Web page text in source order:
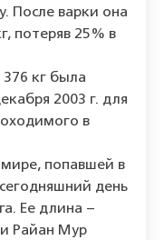
После варки она
потеряв 25% в
кг была
2003 г. для
в
попавшей в
день
Ее длина –
Райан Мур